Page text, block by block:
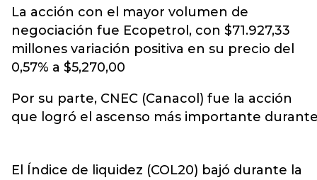
La acción con el mayor volumen de
negociación fue Ecopetrol, con $71.927,33
millones variación positiva en su precio del
0,57% a $5,270,00
Por su parte, CNEC (Canacol) fue la acción
que logró el ascenso más importante
El Índice de liquidez (COL20) bajó durante la